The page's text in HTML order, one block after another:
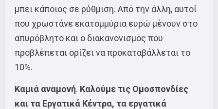
μπει κάποιος σε ρύθμιση. Από την άλλη, αυτοί
που χρωστάνε εκατομμύρια ευρώ μένουν στο
απυρόβλητο και ο διακανονισμός που
προβλέπεται ορίζει να προκαταβάλλεται το
10%.
Καμιά αναμονή. Καλούμε τις Ομοσπονδίες
και τα Εργατικά Κέντρα, τα εργατικά